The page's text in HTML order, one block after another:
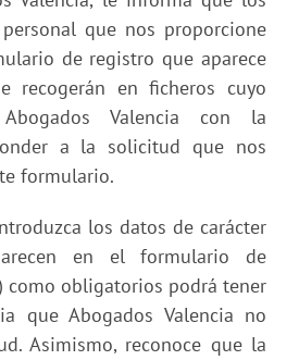
que nos proporcione
de registro que aparece
recogerán en ficheros cuyo
Valencia con la
a la solicitud que nos
formulario.
los datos de carácter
en el formulario de
como obligatorios podrá tener
que Abogados Valencia no
Asimismo, reconoce que la